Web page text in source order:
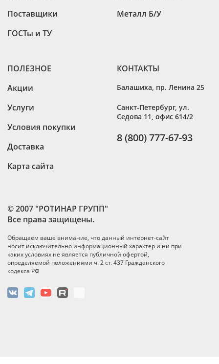
© 2007 "РОТИНАР ГРУПП"
Все права защищены.
Обращаем ваше внимание, что данный интернет-сайт
носит исключительно информационный характер и ни при
каких условиях не является публичной офертой,
определяемой положениями ч. 2 ст. 437 Гражданского
кодекса РФ
Поставщики
ГОСТы и ТУ
Металл Б/У
ПОЛЕЗНОЕ
Акции
Услуги
Условия покупки
Доставка
Карта сайта
КОНТАКТЫ
Балашиха пр. Ленина 25
Санкт-Петербург, ул.
Седова 11, офис 614/2
8 (800) 777-67-93